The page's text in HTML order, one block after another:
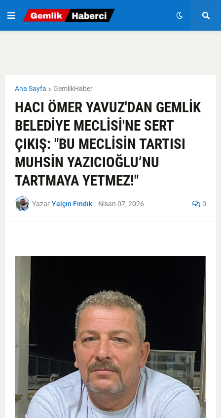
Ana Sayfa GemlikHaber
HACI ÖMER YAVUZ'DAN GEMLİK
BELEDİYE MECLİSİ'NE SERT
ÇIKIŞ: "BU MECLİSİN TARTISI
MUHSİN YAZICIOĞLU’NU
TARTMAYA YETMEZ!"
Yazar Yalçın Fındık - Nisan 07, 2026 0